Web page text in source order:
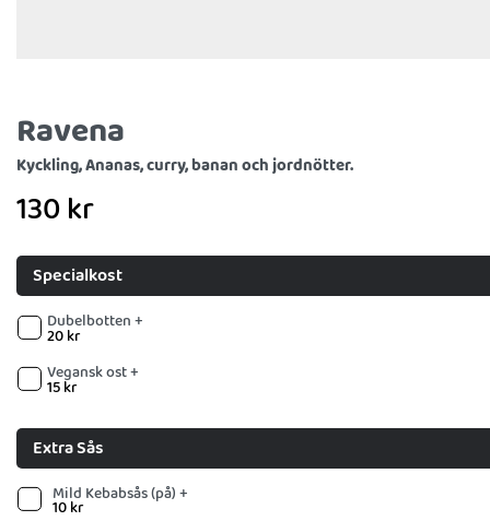
Ravena
Kyckling, Ananas, curry, banan och jordnötter.
130kr
Specialkost
Dubelbotten +
20kr
Vegansk ost +
15kr
Extra Sås
Mild Kebabsås (på) +
10kr